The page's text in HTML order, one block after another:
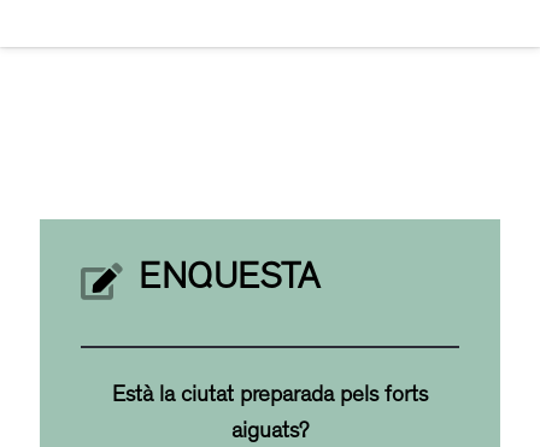
ENQUESTA
Està la ciutat preparada pels forts
aiguats?